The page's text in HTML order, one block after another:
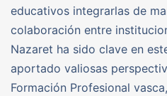
educativos integrarlas de
colaboración entre
Nazaret ha sido clave en
aportado valiosas
Formación Profesional